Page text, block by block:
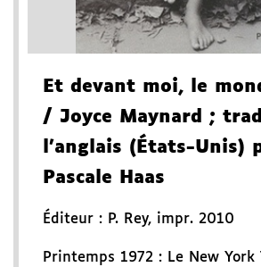
Et devant moi, le
/ Joyce Maynard
;
l'anglais (États-Unis)
Pascale Haas
Éditeur : P. Rey, impr. 2010
Printemps 1972 : Le New York